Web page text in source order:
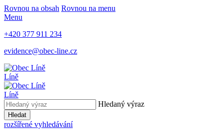
Rovnou na obsah Rovnou na menu
Menu
+420 377 911 234
evidence@obec-line.cz
Líně
Líně
Hledaný výraz
Hledat
rozšířené vyhledávání